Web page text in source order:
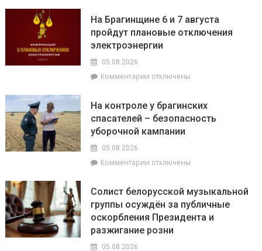
приём
граждан
дерево
–
полей
его
На Брагинщине 6 и 7 августа
пройдут плановые отключения
электроэнергии
05.08.2026
Комментарии к
Брагинщине
6
и
пройдут
отключения
электроэнергии
отключены
На контроле у брагинских
спасателей – безопасность
уборочной кампании
05.08.2026
Комментарии к
контроле
у
брагинских
спасателей
отключены
Солист белорусской музыкальной
группы осуждён за публичные
оскорбления Президента и
разжигание розни
05.08.2026